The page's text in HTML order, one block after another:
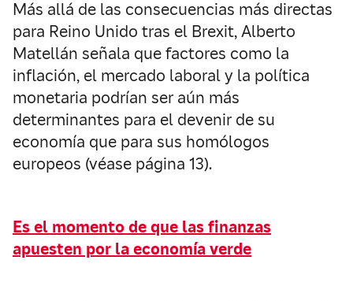
Más allá de las consecuencias más directas
para Reino Unido tras el Brexit, Alberto
Matellán señala que factores como la
inflación, el mercado laboral y la política
monetaria podrían ser aún más
determinantes para el devenir de su
economía que para sus homólogos
europeos (véase página 13).
Es el momento de que las finanzas
apuesten por la economía verde